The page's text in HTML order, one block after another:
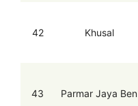
42 Khusal
43 Parmar Jaya Ben